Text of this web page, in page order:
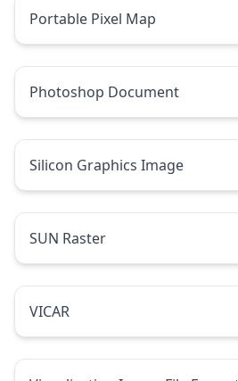
Portable Pixel Map
Photoshop Document
Silicon Graphics Image
SUN Raster
VICAR